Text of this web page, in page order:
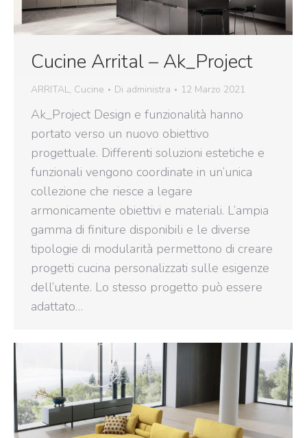
Cucine Arrital – Ak_Project
ARRITAL, Cucine Di administra 12 Marzo 2021
Ak_Project Design e funzionalità hanno
portato verso un nuovo obiettivo
progettuale. Differenti soluzioni estetiche e
funzionali vengono coordinate in un’unica
collezione che riesce a legare
armonicamente obiettivi e materiali. L’ampia
gamma di finiture disponibili e le diverse
tipologie di modularità permettono di creare
progetti cucina personalizzati sulle esigenze
dell’utente. Lo stesso progetto può essere
adattato…